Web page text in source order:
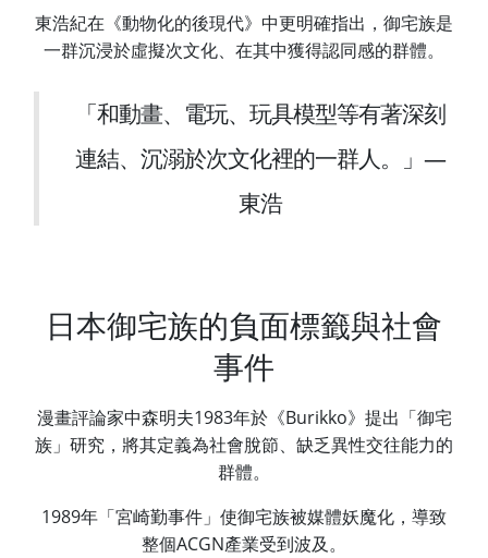
東浩紀在《動物化的後現代》中更明確指出，御宅族是
一群沉浸於虛擬次文化、在其中獲得認同感的群體。
「和動畫、電玩、玩具模型等有著深刻
連結、沉溺於次文化裡的一群人。」—
東浩
日本御宅族的負面標籤與社會
事件
漫畫評論家中森明夫1983年於《Burikko》提出「御宅
族」研究，將其定義為社會脫節、缺乏異性交往能力的
群體。
1989年「宮崎勤事件」使御宅族被媒體妖魔化，導致
整個ACGN產業受到波及。